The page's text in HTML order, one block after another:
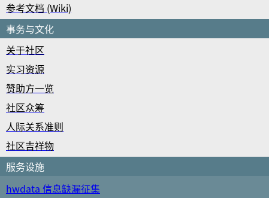
参考文档 (Wiki)
事务与文化
关于社区
实习资源
赞助方一览
社区众筹
人际关系准则
社区吉祥物
服务设施
hwdata 信息缺漏征集